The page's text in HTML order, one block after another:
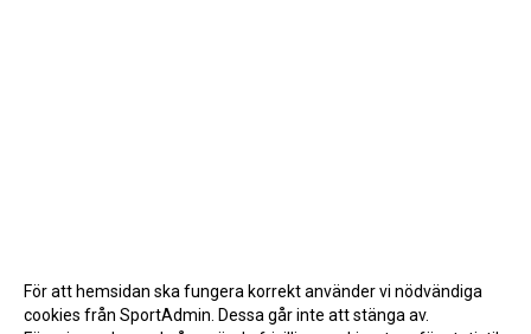
För att hemsidan ska fungera korrekt använder vi nödvändiga
cookies från SportAdmin. Dessa går inte att stänga av.